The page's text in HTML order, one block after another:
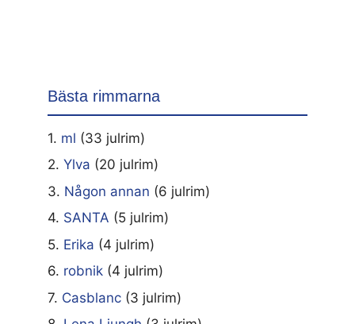
Bästa rimmarna
1. ml (33 julrim)
2. Ylva (20 julrim)
3. Någon annan (6 julrim)
4. SANTA (5 julrim)
5. Erika (4 julrim)
6. robnik (4 julrim)
7. Casblanc (3 julrim)